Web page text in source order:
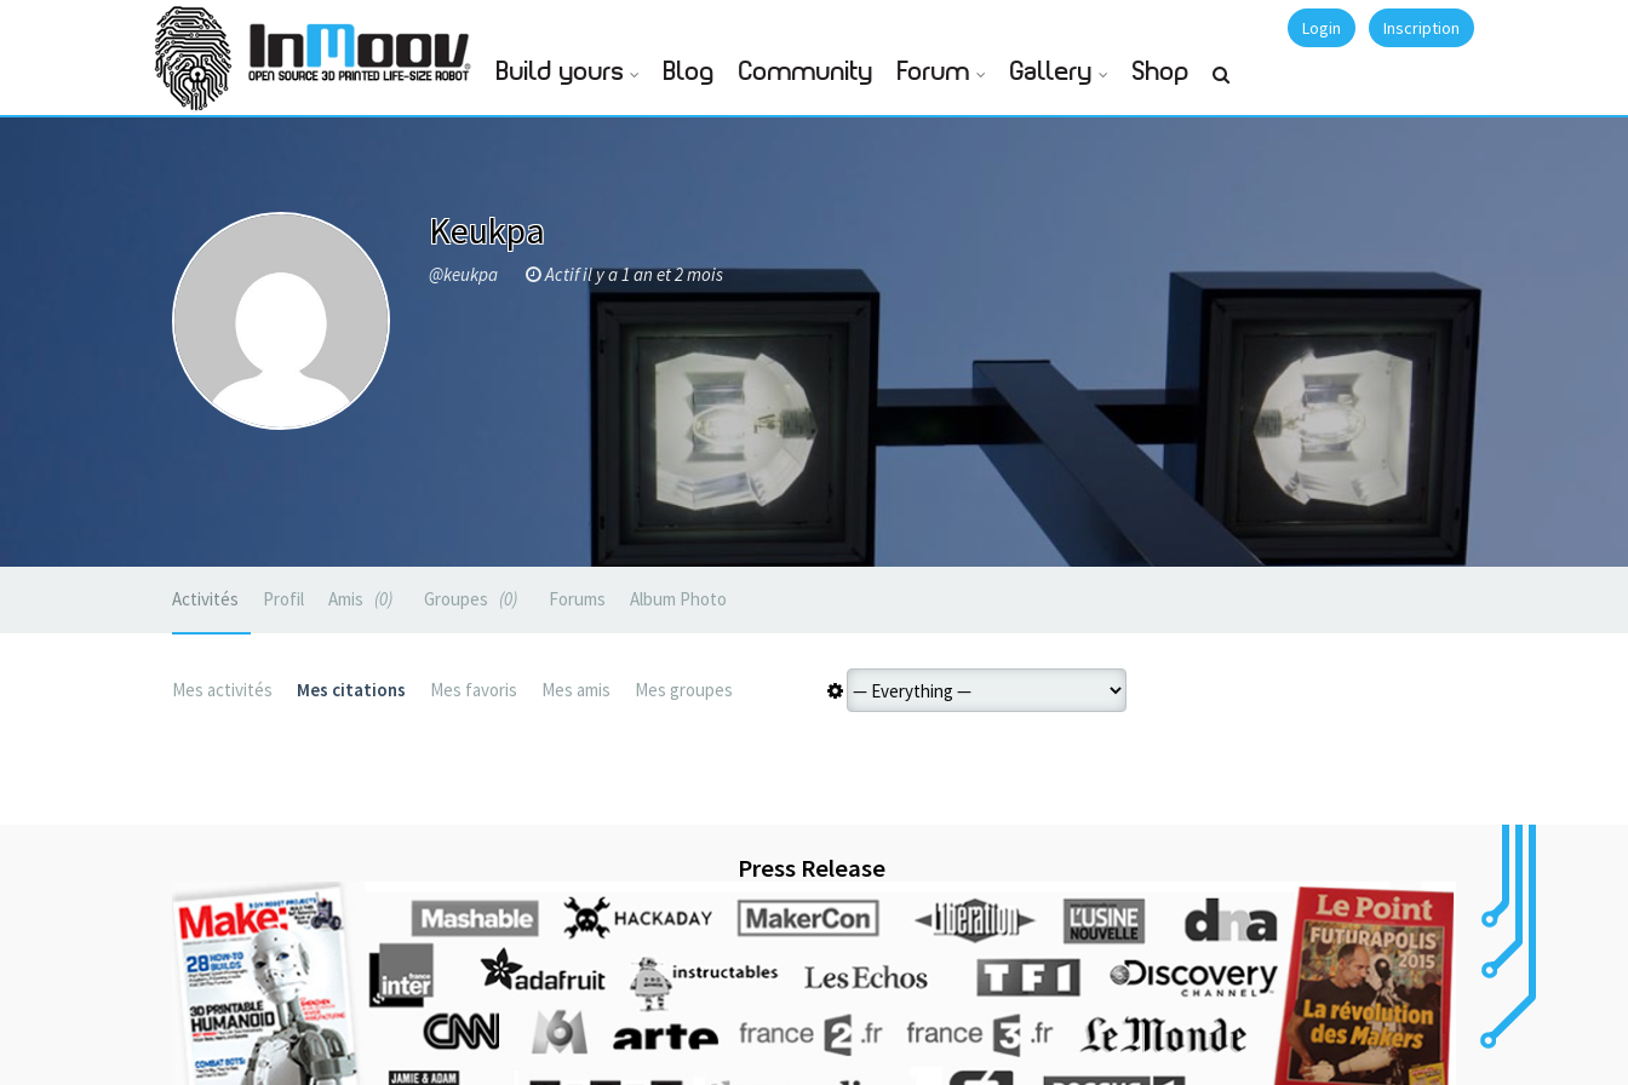
Login Inscription
Build yours Blog Community Forum Gallery Shop
Keukpa
@keukpa Actif il y a 1 an et 2 mois
Activités Profil Amis 0 Groupes 0 Forums Album Photo
Mes activités Mes citations Mes favoris Mes amis Mes groupes
Press Release